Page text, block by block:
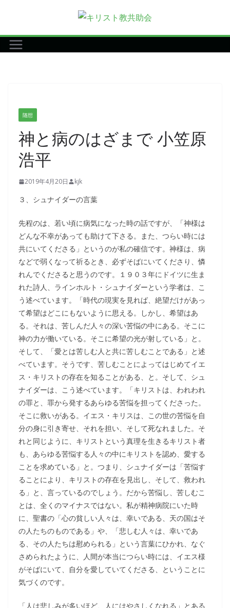
テ
ン
随想
神と病のはざまで 小笠原
浩平
2019年4月20日 kjk
３、シュナイダーの言葉
先程のは、若い頃に病気になった時の話ですが、「神様は
どんな不幸があっても助けて下さる。また、つらい時には
共にいてくださる」というのが私の確信です。神様は、病
などで弱くなって祈るとき、必ずそばにいてくださり、憐
れんでくださると思うのです。１９０３年にドイツに生ま
れた詩人、ラインホルト・シュナイダーという学者は、こ
う述べています。「時代の現実を見れば、絶望だけがあっ
て希望はどこにもないように思える。しかし、希望はあ
る。それは、苦しんだ人々の深い苦悩の中にある。そこに
神の力が働いている。そこに希望の光が射している」と。
そして、「愛とは苦しむ人と共に苦しむことである」と述
べています。そうです、苦しむことによってはじめてイエ
ス・キリストの存在を知ることがある、と。そして、シュ
ナイダーは、こう述べています。「キリストは、われわれ
の罪と、罪から発するあらゆる苦悩を担ってくださった。
そこに救いがある。イエス・キリスは、この世の苦悩を自
分の身に引き寄せ、それを担い、そして死なれました。そ
れと同じように、キリストという真理を生きるキリスト者
も、あらゆる苦悩する人々の中にキリストを認め、愛する
ことを求めている」と。つまり、シュナイダーは「苦悩す
ることにより、キリストの存在を見出し、そして、救われ
る」と、言っているのでしょう。だから苦悩し、苦しむこ
とは、全くのマイナスではない。私が精神病院にいた時
に、聖書の「心の貧しい人々は、幸いである、天の国はそ
の人たちのものである」や、「悲しむ人々は、幸いであ
る、その人たちは慰められる」という言葉にひかれ、なぐ
さめられたように、人間が本当につらい時には、イエス様
がそばにいて、自分を愛していてくださる、ということに
気づくのです。
「人は悲しみが多いほど、人にはやさしくなれる」とある